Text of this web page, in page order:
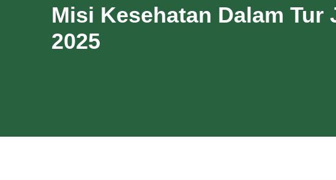
Misi Kesehatan Dalam Tur
2025